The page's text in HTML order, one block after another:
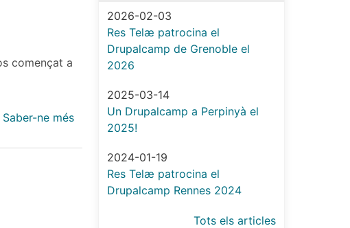
començat a
Saber-ne més
Industrialització
amb
Drupal
2026-02-03
Res Telæ patrocina el
Drupalcamp de Grenoble el
2026
2025-03-14
Un Drupalcamp a Perpinyà el
2025!
2024-01-19
Res Telæ patrocina el
Drupalcamp Rennes 2024
Tots els articles